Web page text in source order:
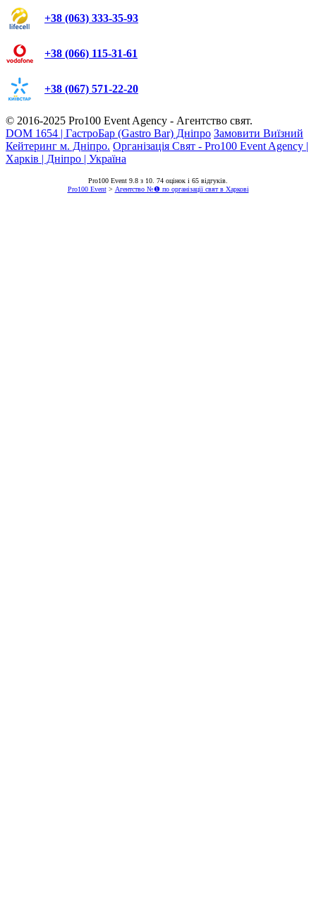
+38 (063) 333-35-93
+38 (066) 115-31-61
+38 (067) 571-22-20
© 2016-2025 Pro100 Event Agency - Агентство свят.
DOM 1654 | ГастроБар (Gastro Bar) Дніпро Замовити Виїзний
Кейтеринг м. Дніпро. Організація Свят - Pro100 Event Agency |
Харків | Дніпро | Україна
Pro100 Event 9.8 з 10. 74 оцінок і 65 відгуків.
Pro100 Event> Агентство №❶ по організації свят в Харкові